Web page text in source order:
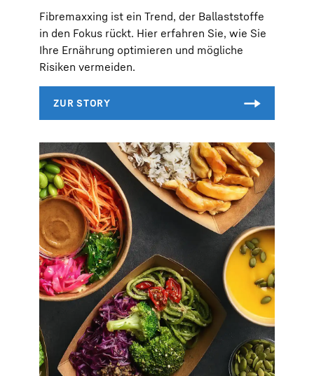
Fibremaxxing ist ein Trend, der Ballaststoffe
in den Fokus rückt. Hier erfahren Sie, wie Sie
Ihre Ernährung optimieren und mögliche
Risiken vermeiden.